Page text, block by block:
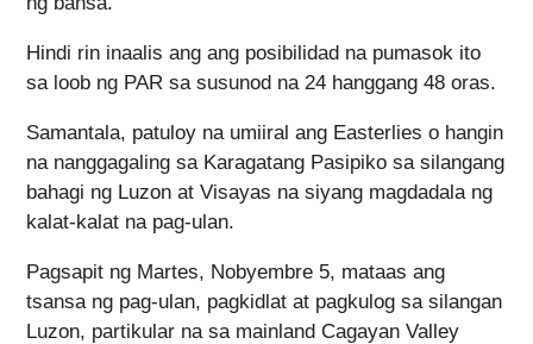
Hindi rin inaalis ang ang posibilidad na pumasok ito
sa loob ng PAR sa susunod na 24 hanggang 48 oras.
Samantala, patuloy na umiiral ang Easterlies o hangin
na nanggagaling sa Karagatang Pasipiko sa silangang
bahagi ng Luzon at Visayas na siyang magdadala ng
kalat-kalat na pag-ulan.
Pagsapit ng Martes, Nobyembre 5, mataas ang
tsansa ng pag-ulan, pagkidlat at pagkulog sa silangan
Luzon, partikular na sa mainland Cagayan Valley